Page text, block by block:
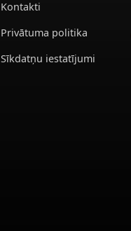
Kontakti
Privātuma politika
Sīkdatņu iestatījumi